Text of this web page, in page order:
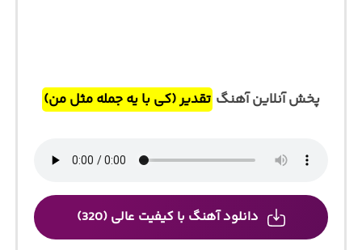
پخش آنلاین آهنگ تقدیر (کی با یه جمله مثل من)
دانلود آهنگ با کیفیت عالی (320)